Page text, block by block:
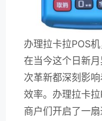
办理拉卡拉POS
在当今这个日新
次革新都深刻影
效率。办理拉卡
商户们开启了一